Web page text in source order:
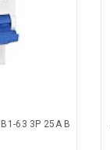
63 3P 25A В